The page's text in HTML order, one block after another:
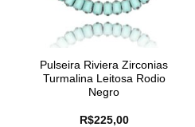
Pulseira Riviera Zirconias
Turmalina Leitosa Rodio
Negro
R$225,00